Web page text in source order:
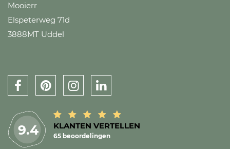
Mooierr
Elspeterweg 71d
3888MT Uddel
9.4 KLANTEN VERTELLEN
65 beoordelingen